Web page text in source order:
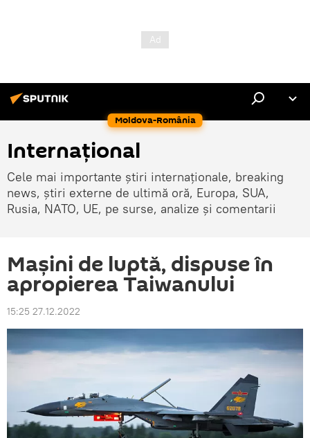
Moldova-România
Internaţional
Cele mai importante știri internaționale, breaking
news, știri externe de ultimă oră, Europa, SUA,
Rusia, NATO, UE, pe surse, analize și comentarii
Mașini de luptă, dispuse în
apropierea Taiwanului
15:25 27.12.2022